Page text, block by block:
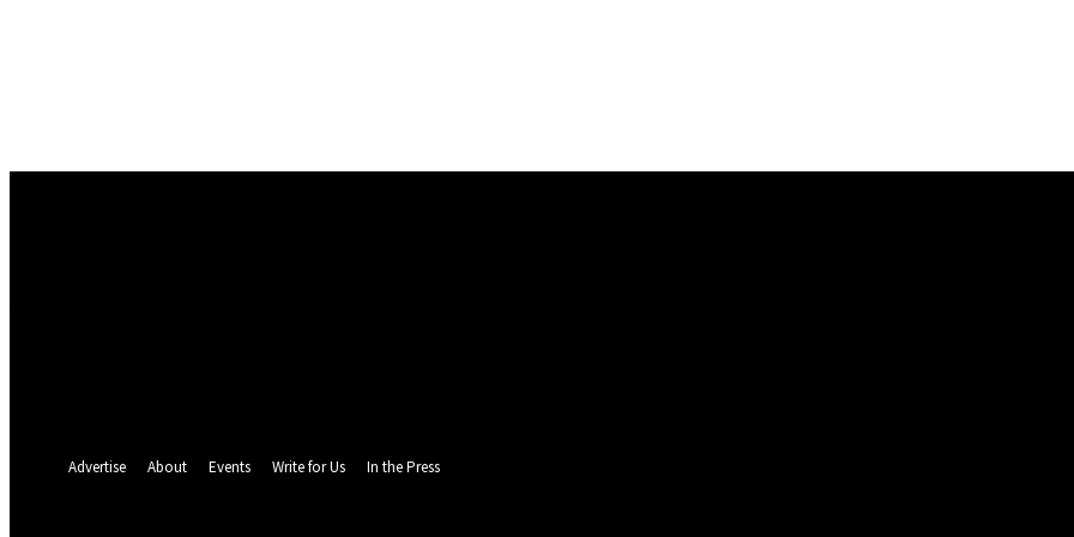
Advertise About Events Write for Us In the Press